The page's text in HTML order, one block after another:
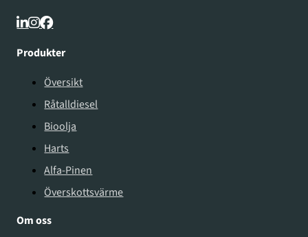
Produkter
Översikt
Råtalldiesel
Bioolja
Harts
Alfa-Pinen
Överskottsvärme
Om oss